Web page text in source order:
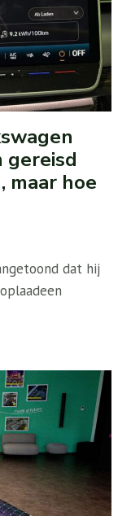
gereisd
maar hoe
dat hij